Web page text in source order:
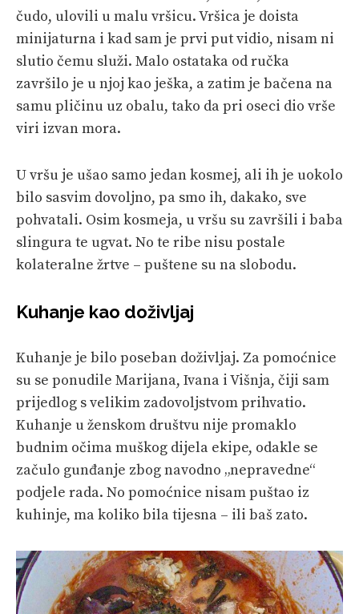
čudo, ulovili u malu vršicu. Vršica je doista
minijaturna i kad sam je prvi put vidio, nisam ni
slutio čemu služi. Malo ostataka od ručka
završilo je u njoj kao ješka, a zatim je bačena na
samu pličinu uz obalu, tako da pri oseci dio vrše
viri izvan mora.
U vršu je ušao samo jedan kosmej, ali ih je uokolo
bilo sasvim dovoljno, pa smo ih, dakako, sve
pohvatali. Osim kosmeja, u vršu su završili i baba
slingura te ugvat. No te ribe nisu postale
kolateralne žrtve – puštene su na slobodu.
Kuhanje kao doživljaj
Kuhanje je bilo poseban doživljaj. Za pomoćnice
su se ponudile Marijana, Ivana i Višnja, čiji sam
prijedlog s velikim zadovoljstvom prihvatio.
Kuhanje u ženskom društvu nije promaklo
budnim očima muškog dijela ekipe, odakle se
začulo gunđanje zbog navodno „nepravedne“
podjele rada. No pomoćnice nisam puštao iz
kuhinje, ma koliko bila tijesna – ili baš zato.